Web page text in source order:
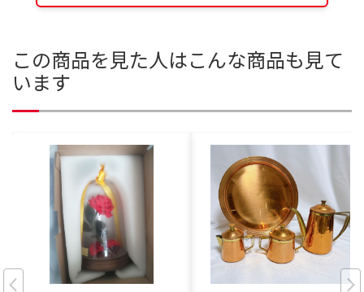
この商品を見た人はこんな商品も見て
います